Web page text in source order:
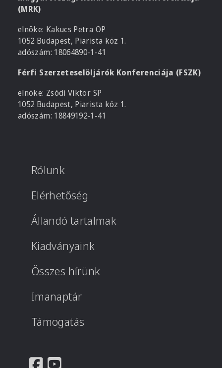
(MRK)
elnöke: Kakucs Petra OP
1052 Budapest, Piarista köz 1.
adószám: 18064890-1-41
Férfi Szerzeteselöljárók Konferenciája (FSZK)
elnöke: Zsódi Viktor SP
1052 Budapest, Piarista köz 1.
adószám: 18849192-1-41
Rólunk
Elérhetőség
Állandó tartalmak
Kiadványaink
Összes hírünk
Imanaptár
Támogatás